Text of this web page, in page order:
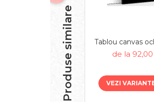
Produse similare Tablou canvas
de la
VEZI